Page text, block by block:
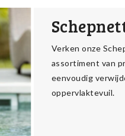
Verken onze
assortiment van
eenvoudig
oppervlaktevuil.